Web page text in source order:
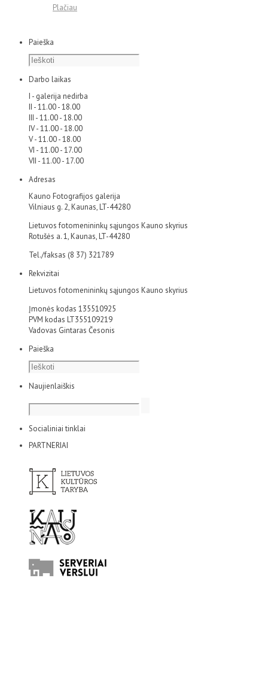
Plačiau
Paieška
Darbo laikas
I - galerija nedirba
II - 11.00 - 18.00
III - 11.00 - 18.00
IV - 11.00 - 18.00
V - 11.00 - 18.00
VI - 11.00 - 17.00
VII - 11.00 - 17.00
Adresas
Kauno Fotografijos galerija
Vilniaus g. 2, Kaunas, LT-44280
Lietuvos fotomenininkų sąjungos Kauno skyrius
Rotušės a. 1, Kaunas, LT-44280
Tel./faksas (8 37) 321789
Rekvizitai
Lietuvos fotomenininkų sąjungos Kauno skyrius
Įmonės kodas 135510925
PVM kodas LT355109219
Vadovas Gintaras Česonis
Paieška
Naujienlaiškis
Socialiniai tinklai
PARTNERIAI